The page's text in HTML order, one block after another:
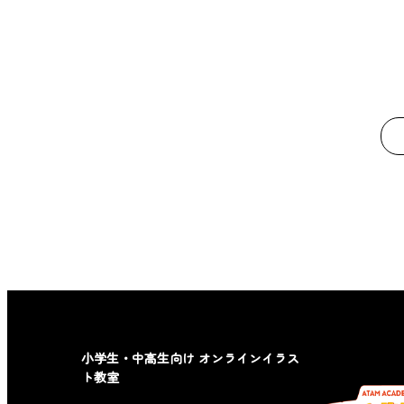
小学生・中高生向け オンラインイラス
ト教室